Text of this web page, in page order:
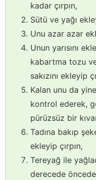
kadar çırpın,
Sütü ve yağı
Unu azar azar
Unun yarısını
kabartma tozu
sakızını ekleyip
Kalan unu da
kontrol ederek,
pürüzsüz bir
Tadına bakıp
ekleyip çırpın,
Tereyağ ile
derecede